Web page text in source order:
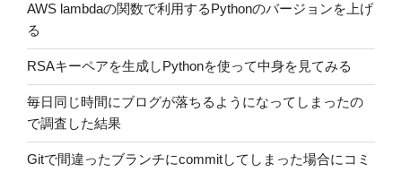
AWS lambdaの関数で利用するPythonのバージョンを上げ
る
RSAキーペアを生成しPythonを使って中身を見てみる
毎日同じ時間にブログが落ちるようになってしまったの
で調査した結果
Gitで間違ったブランチにcommitしてしまった場合にコミ